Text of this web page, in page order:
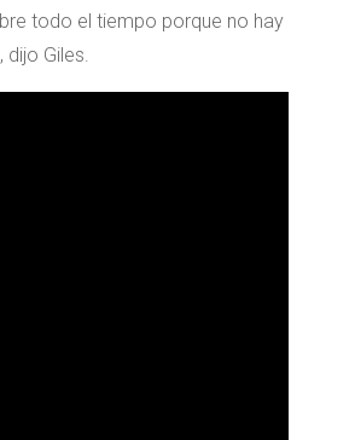
todo el tiempo porque no hay
dijo Giles.